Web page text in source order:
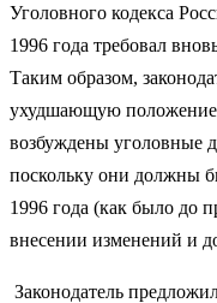
Уголовного кодекса
1996 года требовал
Таким образом,
ухудшающую
возбуждены уголовные
поскольку они должны
1996 года (как было до
внесении изменений и
Законодатель